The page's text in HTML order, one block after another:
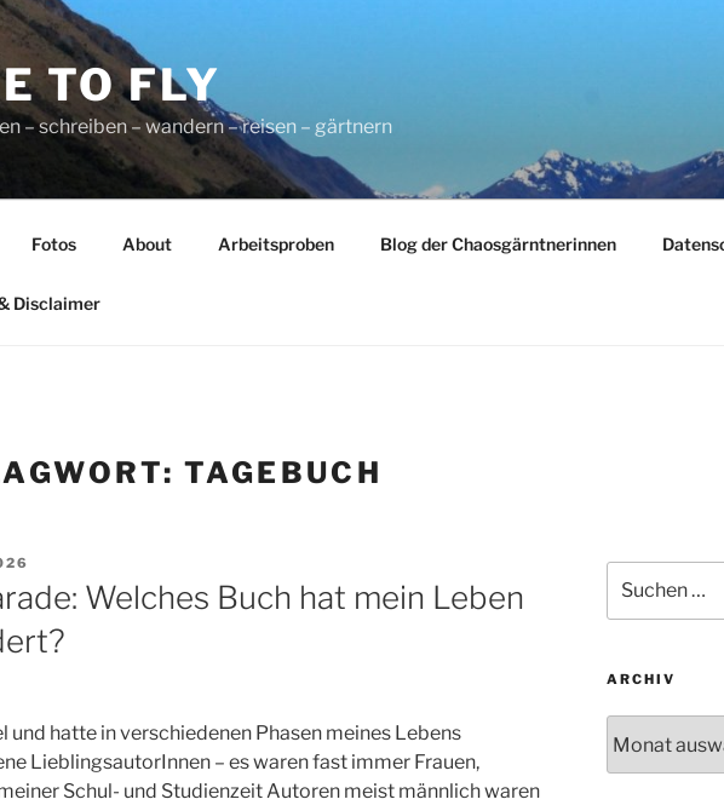
TO FLY
– schreiben – wandern – reisen – gärtnern
Fotos About Arbeitsproben Blog der Chaosgärntnerinnen
Disclaimer
TAGEBUCH
Welches Buch hat mein Leben
und hatte in verschiedenen Phasen meines Lebens
LieblingsautorInnen – es waren fast immer Frauen,
Schul- und Studienzeit Autoren meist männlich waren
nach:
ARCHIV